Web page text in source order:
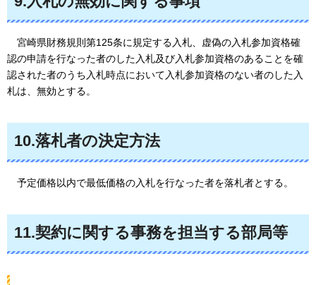
宮崎県財務規則第125条に規定する入札、虚偽の入札参加資格確
認の申請を行なった者のした入札及び入札参加資格のあることを確
認された者のうち入札時点において入札参加資格のない者のした入
札は、無効とする。
10.落札者の決定方法
予定価格以内で最低価格の入札を行なった者を落札者とする。
11.契約に関する事務を担当する部局等